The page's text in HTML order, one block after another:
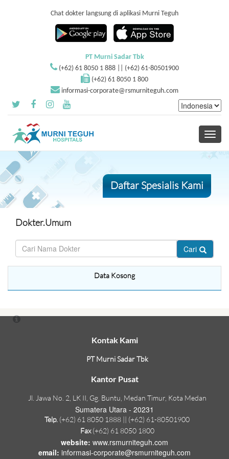
Chat dokter langsung di aplikasi Murni Teguh
PT Murni Sadar Tbk
(+62) 61 8050 1 888 || (+62) 61-80501900
(+62) 61 8050 1 800
informasi-corporate@rsmurniteguh.com
Toggle
Daftar Spesialis Kami
Dokter.Umum
Cari
Data Kosong
Kontak Kami
PT Murni Sadar Tbk
Kantor Pusat
Jl. Jawa No. 2, LK II, Gg. Buntu, Medan Timur, Kota Medan
Sumatera Utara - 20231
Telp. (+62) 61 8050 1888 || (+62) 61-80501900
Fax(+62) 61 8050 1800
website: www.rsmurniteguh.com
email: informasi-corporate@rsmurniteguh.com